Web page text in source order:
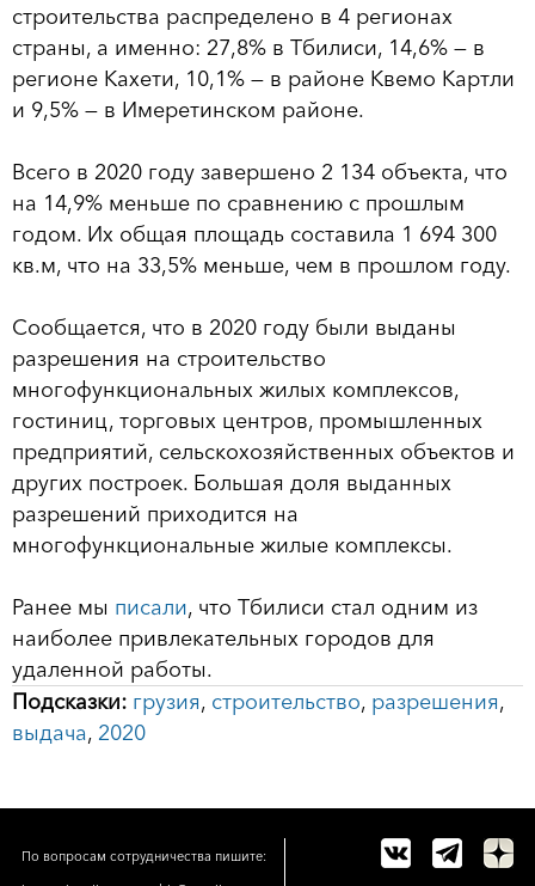
строительства распределено в 4 регионах
страны, а именно: 27,8% в Тбилиси, 14,6% — в
регионе Кахети, 10,1% — в районе Квемо Картли
и 9,5% — в Имеретинском районе.
Всего в 2020 году завершено 2 134 объекта, что
на 14,9% меньше по сравнению с прошлым
годом. Их общая площадь составила 1 694 300
кв.м, что на 33,5% меньше, чем в прошлом году.
Сообщается, что в 2020 году были выданы
разрешения на строительство
многофункциональных жилых комплексов,
гостиниц, торговых центров, промышленных
предприятий, сельскохозяйственных объектов и
других построек. Большая доля выданных
разрешений приходится на
многофункциональные жилые комплексы.
Ранее мы писали, что Тбилиси стал одним из
наиболее привлекательных городов для
удаленной работы.
Подсказки: грузия, строительство, разрешения,
выдача, 2020
По вопросам сотрудничества пишите: